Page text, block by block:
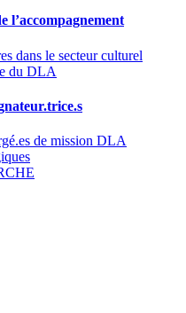
l’accompagnement
dans le secteur culturel
du DLA
de mission DLA